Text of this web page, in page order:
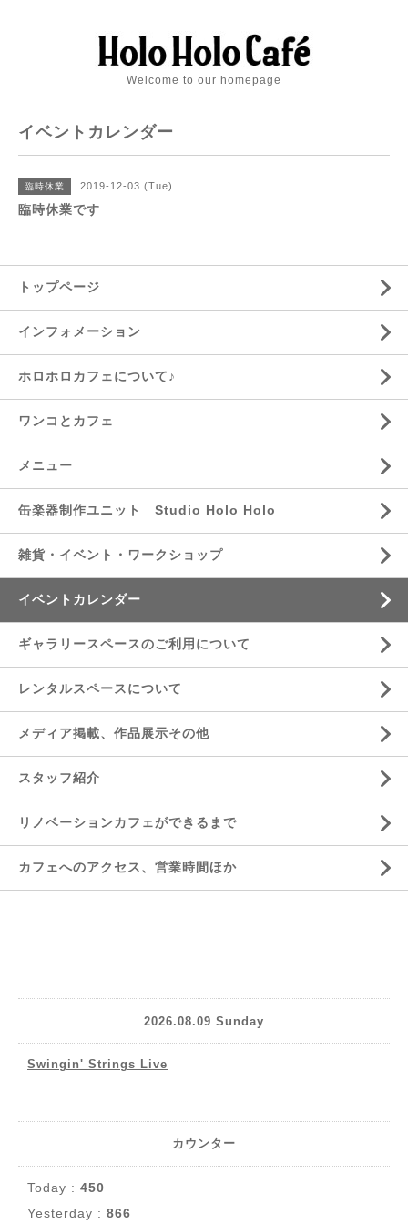
Welcome to our homepage
イベントカレンダー
臨時休業 2019-12-03 (Tue)
臨時休業です
トップページ
インフォメーション
ホロホロカフェについて♪
ワンコとカフェ
メニュー
缶楽器制作ユニット Studio Holo Holo
雑貨・イベント・ワークショップ
イベントカレンダー
ギャラリースペースのご利用について
レンタルスペースについて
メディア掲載、作品展示その他
スタッフ紹介
リノベーションカフェができるまで
カフェへのアクセス、営業時間ほか
2026.08.09 Sunday
Swingin' Strings Live
カウンター
Today : 450
Yesterday : 866